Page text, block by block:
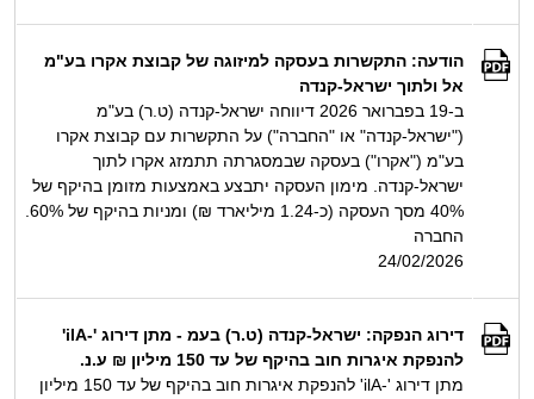
הודעה: התקשרות בעסקה למיזוגה של קבוצת אקרו בע"מ
אל ולתוך ישראל-קנדה
ב-19 בפברואר 2026 דיווחה ישראל-קנדה (ט.ר) בע"מ
("ישראל-קנדה" או "החברה") על התקשרות עם קבוצת אקרו
בע"מ ("אקרו") בעסקה שבמסגרתה תתמזג אקרו לתוך
ישראל-קנדה. מימון העסקה יתבצע באמצעות מזומן בהיקף של
40% מסך העסקה (כ-1.24 מיליארד ₪) ומניות בהיקף של 60%.
החברה
24/02/2026
דירוג הנפקה: ישראל-קנדה (ט.ר) בעמ - מתן דירוג '-ilA'
להנפקת איגרות חוב בהיקף של עד 150 מיליון ₪ ע.נ.
מתן דירוג '-ilA' להנפקת איגרות חוב בהיקף של עד 150 מיליון